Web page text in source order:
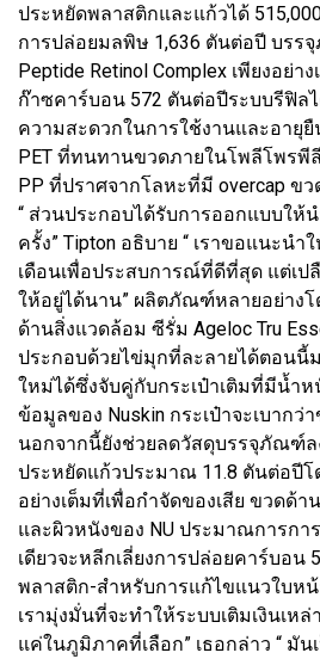
ประหยัดพลาสติกและแก้วได้
การปล่อยมลพิษ 1,636 ตันต่อปี บรร
Peptide Retinol Complex เพียงอย่า
ก๊าซคาร์บอน 572 ตันต่อปีระบบรีฟิล
ความสะดวกในการใช้งานและอายุ
PET ที่ทนทานขวดภายในโพลีโพรพีลี
PP ที่ปราศจากโลหะที่มี overcap ข
“ ส่วนประกอบได้รับการออกแบบให้
ครั้ง” Tipton อธิบาย “ เราขอแนะน
เดือนเพื่อประสบการณ์ที่ดีที่สุด แต่เ
ให้อยู่ได้นาน” ผลิตภัณฑ์หลายอย่างโ
ด้านสิ่งแวดล้อม ซีรั่ม Ageloc Tru
ประกอบด้วยไข่มุกที่ละลายได้ตอนนี้
ใหม่ได้ซึ่งจับคู่กับกระเป๋าเติมที่มีน้ำห
ข้อมูลของ Nuskin กระเป๋าจะเบากว่
นอกจากนี้ยังช่วยลดวัสดุบรรจุภัณฑ์ล
ประหยัดแก้วประมาณ 11.8 ตันต่อปี
อย่างเต็มที่เพื่อกำจัดของเสีย ขวดด้า
และผิวหนังของ NU ประมาณการกา
เดียวจะหลีกเลี่ยงการปล่อยคาร์บอ
พลาสติก-สำหรับการแก้ไขแนวใบหน้
เรามุ่งมั่นที่จะทำให้ระบบเติมเงินเห
แค่ในภูมิภาคที่เลือก” เธอกล่าว “ มั